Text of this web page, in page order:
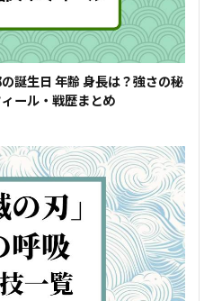
誕生日 年齢 身長は？強さの秘
ール・戦歴まとめ